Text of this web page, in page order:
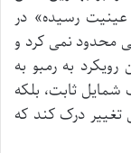
عینیت رسیده» در
محدود نمی کرد و
به رمبو به
شمایل ثابت، بلکه
درک کند که